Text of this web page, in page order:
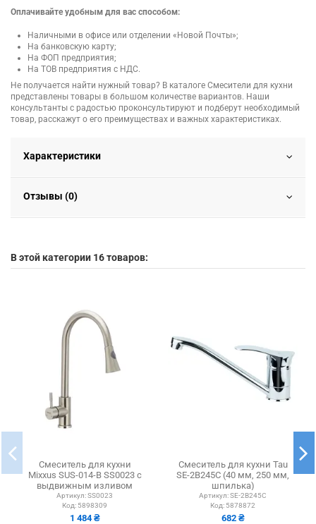
Оплачивайте удобным для вас способом:
Наличными в офисе или отделении «Новой Почты»;
На банковскую карту;
На ФОП предприятия;
На ТОВ предприятия с НДС.
Не получается найти нужный товар? В каталоге Смесители для кухни
представлены товары в большом количестве вариантов. Наши
консультанты с радостью проконсультируют и подберут необходимый
товар, расскажут о его преимуществах и важных характеристиках.
Характеристики
Отзывы (0)
В этой категории 16 товаров:
Смеситель для кухни
Mixxus SUS-014-B SS0023 с
выдвижным изливом
Артикул:SS0023
Код: 5898309
1 484 ₴
Смеситель для кухни Tau
SE-2B245C (40 мм, 250 мм,
шпилька)
Артикул:SE-2B245C
Код: 5878872
682 ₴